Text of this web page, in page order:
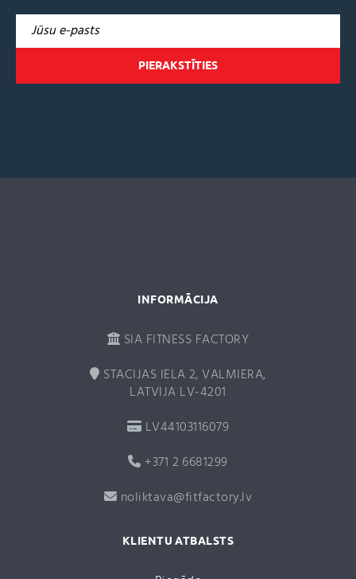
t
INFORMĀCIJA
SIA FITNESS FACTORY
STACIJAS IELA 2, VALMIERA,
LATVIJA LV-4201
LV44103116079
+371 2 6681299
noliktava@fitfactory.lv
KLIENTU ATBALSTS